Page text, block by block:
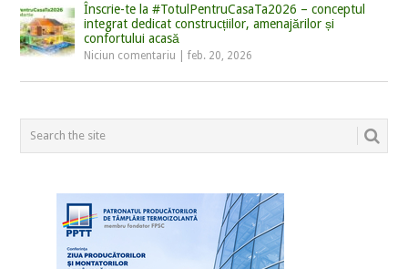
Înscrie-te la #TotulPentruCasaTa2026 – conceptul
integrat dedicat construcțiilor, amenajărilor și
confortului acasă
Niciun comentariu |feb. 20, 2026